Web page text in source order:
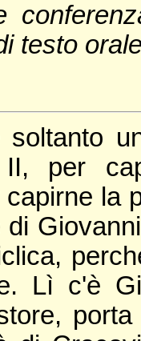
testo
soltanto
II, per
la
di
Lì c'è